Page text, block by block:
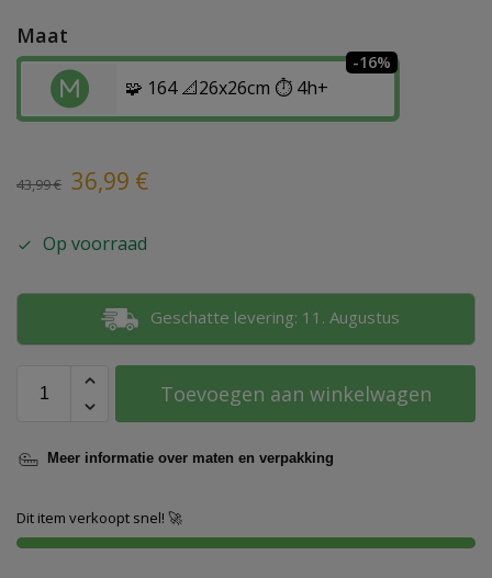
Maat
-16%
🧩 164 📐26x26cm ⏱️ 4h+
43,99€ 36,99 €
Op voorraad
Geschatte levering: 11. Augustus
Toevoegen aan winkelwagen
Meer informatie over maten en verpakking
Dit item verkoopt snel! 🚀